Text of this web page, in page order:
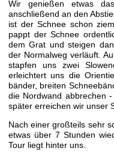
Wir genießen etwas
anschließend an den
ist der Schnee schon
pappt der Schnee
dem Grat und steigen
der Normalweg verläuft.
stapfen uns zwei
erleichtert uns die
bänder, breiten
die Nordwand abbrechen
später erreichen wir unser
Nach einer großteils sehr
etwas über 7 Stunden
Tour liegt hinter uns.